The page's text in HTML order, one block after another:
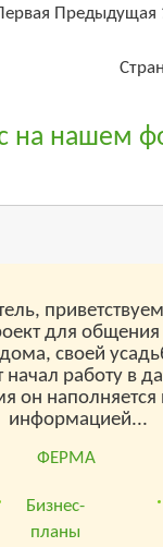
Предыдущая
на нашем
для
своей
начал работу в
он
информацией...
ФЕРМА
Бизнес-
планы